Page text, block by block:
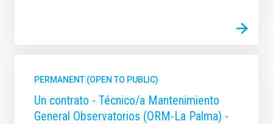
PERMANENT (OPEN TO PUBLIC)
Un contrato - Técnico/a Mantenimiento
General Observatorios (ORM-La Palma) -